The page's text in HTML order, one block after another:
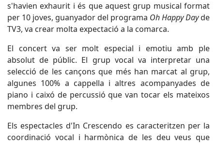
s'havien exhaurit i és que aquest grup musical format
per 10 joves, guanyador del programa Oh Happy Dayde
TV3, va crear molta expectació a la comarca.
El concert va ser molt especial i emotiu amb ple
absolut de públic. El grup vocal va interpretar una
selecció de les cançons que més han marcat al grup,
algunes 100% a cappella i altres acompanyades de
piano i caixó de percussió que van tocar els mateixos
membres del grup.
Els espectacles d'In Crescendo es caracteritzen per la
coordinació vocal i harmònica de les deu veus que